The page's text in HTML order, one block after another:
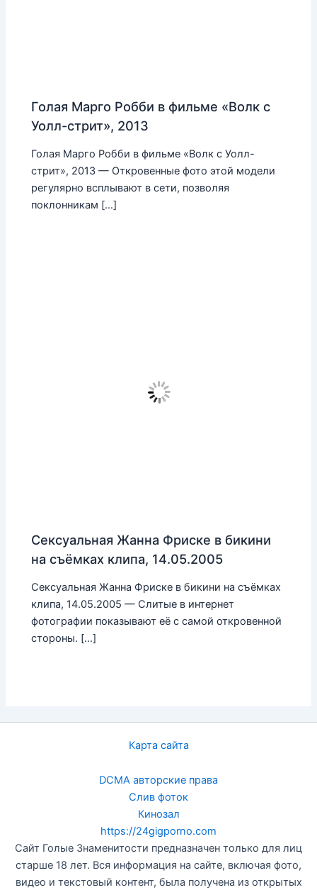
Голая Марго Робби в фильме «Волк с
Уолл-стрит», 2013
Голая Марго Робби в фильме «Волк с Уолл-
стрит», 2013 — Откровенные фото этой модели
регулярно всплывают в сети, позволяя
поклонникам […]
Сексуальная Жанна Фриске в бикини
на съёмках клипа, 14.05.2005
Сексуальная Жанна Фриске в бикини на съёмках
клипа, 14.05.2005 — Слитые в интернет
фотографии показывают её с самой откровенной
стороны. […]
Карта сайта
DCMA авторские права
Слив фоток
Кинозал
https://24gigporno.com
Сайт Голые Знаменитости предназначен только для лиц
старше 18 лет. Вся информация на сайте, включая фото,
видео и текстовый контент, была получена из открытых